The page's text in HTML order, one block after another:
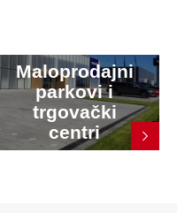
Maloprodajni
parkovi i
trgovački
centri